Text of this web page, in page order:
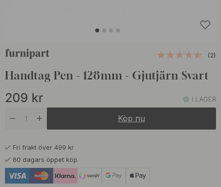
(2)
Handtag Pen - 128mm - Gjutjärn Svart
209 kr I LAGER
Köp nu
Fri frakt över 499 kr
60 dagars öppet köp